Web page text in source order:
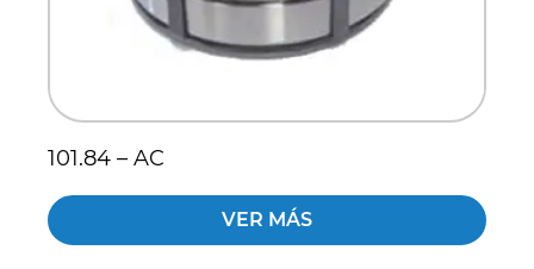
101.84 – AC
VER MÁS